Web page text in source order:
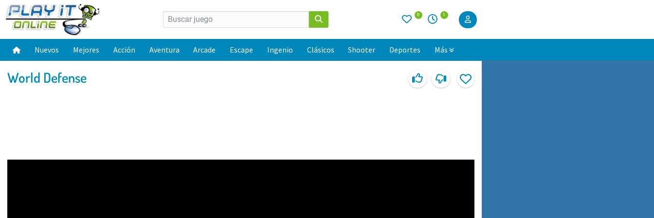
0 1
Nuevos Mejores Acción Aventura Arcade Escape Ingenio Clásicos Shooter Deportes Más
World Defense